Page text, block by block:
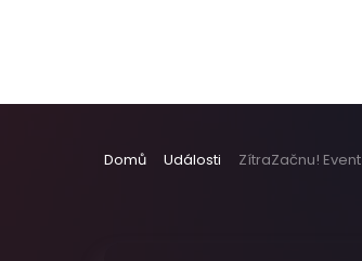
Domů Události ZítraZačnu! Event